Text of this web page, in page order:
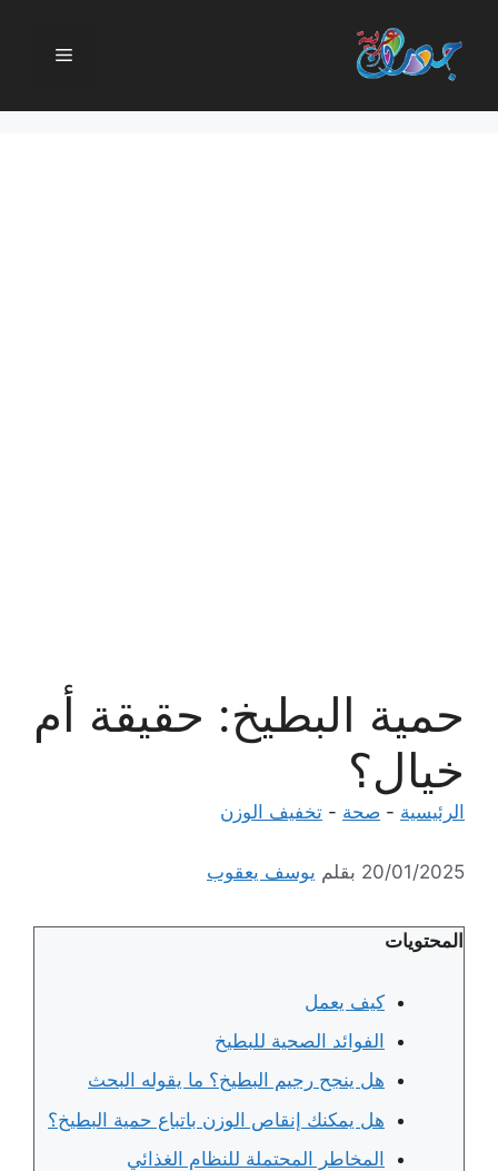
المحتوى
القائمة
حمية البطيخ: حقيقة أم
خيال؟
الرئيسية - صحة - تخفيف الوزن
20/01/2025 بقلم يوسف يعقوب
المحتويات
كيف يعمل
الفوائد الصحية للبطيخ
هل ينجح رجيم البطيخ؟ ما يقوله البحث
هل يمكنك إنقاص الوزن باتباع حمية البطيخ؟
المخاطر المحتملة للنظام الغذائي